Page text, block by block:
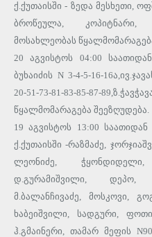
ქ.ქუთაისში - ზედა მესხეთი,
ბროწეულა, კოპიტნარი,
მოსახლეობას
20 აგვისტოს 04:00
ბუხაიძის N 3-4-5-16-
20-51-73-81-83-85-87-
წყალმომარაგება შეეზღუდება.
19 აგვისტოს 13:00
ქ.ქუთაისში -რაზმაძე,
ლეონიძე,
დ.გურამიშვილი, დეპო,
მ.ბალანჩივაძე, მოსკოვი,
ხაბეიშვილი, სადგური,
ჰ.გმაინერი, თამარ მეფის